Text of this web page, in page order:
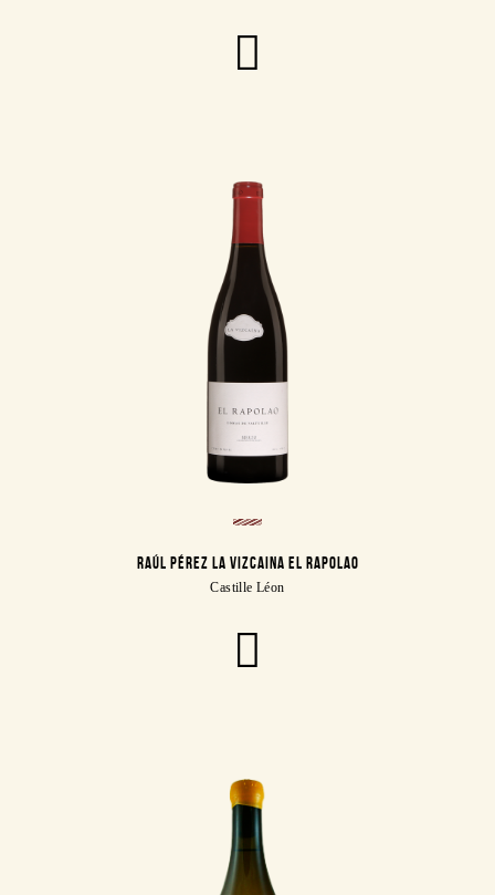
RAÚL PÉREZ LA VIZCAINA EL RAPOLAO
Castille Léon